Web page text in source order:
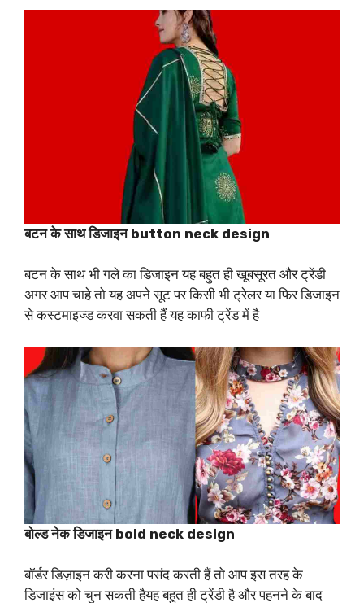
बटन के साथ डिजाइन button neck design
बटन के साथ भी गले का डिजाइन यह बहुत ही खूबसूरत और ट्रेंडी
अगर आप चाहे तो यह अपने सूट पर किसी भी ट्रेलर या फिर डिजाइन
से कस्टमाइज्ड करवा सकती हैं यह काफी ट्रेंड में है
बोल्ड नेक डिजाइन bold neck design
बॉर्डर डिज़ाइन करी करना पसंद करती हैं तो आप इस तरह के
डिजाइंस को चुन सकती हैयह बहुत ही ट्रेंडी है और पहनने के बाद